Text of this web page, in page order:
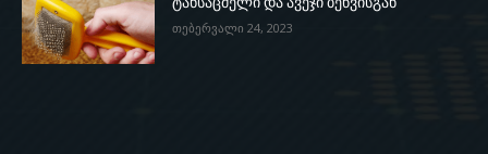
თებერვალი 24, 2023